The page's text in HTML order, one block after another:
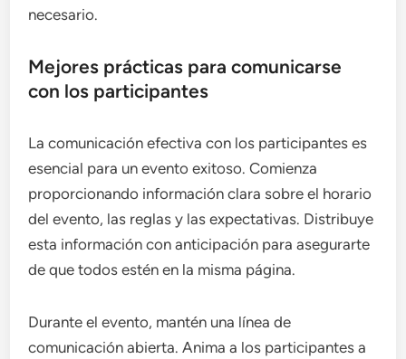
necesario.
Mejores prácticas para comunicarse
con los participantes
La comunicación efectiva con los participantes es
esencial para un evento exitoso. Comienza
proporcionando información clara sobre el horario
del evento, las reglas y las expectativas. Distribuye
esta información con anticipación para asegurarte
de que todos estén en la misma página.
Durante el evento, mantén una línea de
comunicación abierta. Anima a los participantes a